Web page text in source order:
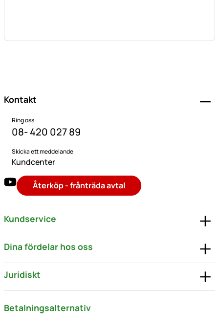
Kontakt
Ring oss
08- 420 027 89
Skicka ett meddelande
Kundcenter
Återköp - frånträda avtal
Kundservice
Dina fördelar hos oss
Juridiskt
Betalningsalternativ